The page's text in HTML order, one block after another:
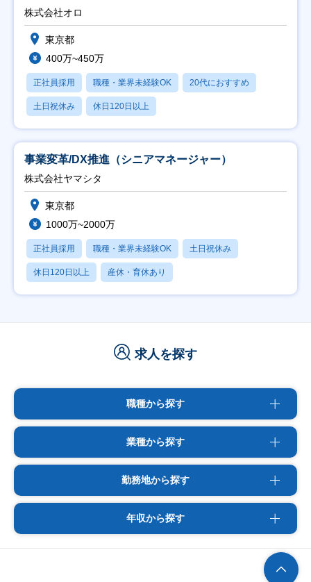
修充実】
株式会社オロ
東京都
400万~450万
正社員採用 職種・業界未経験OK 20代におすすめ
土日祝休み 休日120日以上
事業変革/DX推進（シニアマネージャー）
株式会社ヤマシタ
東京都
1000万~2000万
正社員採用 職種・業界未経験OK 土日祝休み
休日120日以上 産休・育休あり
求人を探す
職種から探す
業種から探す
勤務地から探す
年収から探す